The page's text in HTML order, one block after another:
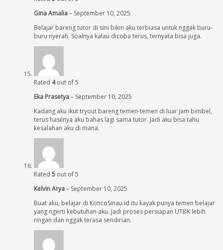
Gina Amalia– September 10, 2025
Belajar bareng tutor di sini bikin aku terbiasa untuk nggak buru-
buru nyerah. Soalnya kalau dicoba terus, ternyata bisa juga.
Rated 4out of 5
Eka Prasetya– September 10, 2025
Kadang aku ikut tryout bareng temen-temen di luar jam bimbel,
terus hasilnya aku bahas lagi sama tutor. Jadi aku bisa tahu
kesalahan aku di mana.
Rated 5 out of 5
Kelvin Arya– September 10, 2025
Buat aku, belajar di KoncoSinau.id itu kayak punya temen belajar
yang ngerti kebutuhan aku. Jadi proses persiapan UTBK lebih
ringan dan nggak terasa sendirian.